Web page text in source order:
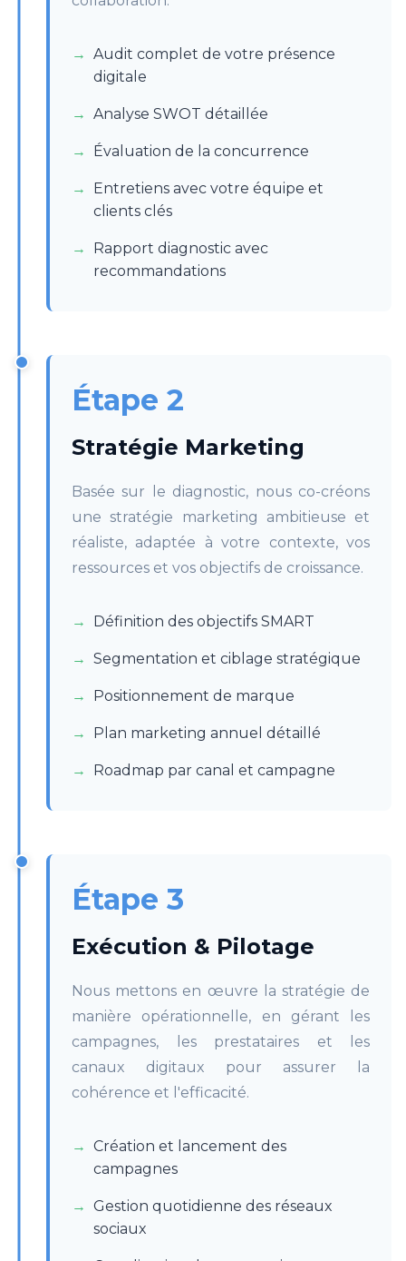
Audit complet de votre présence
digitale
Analyse SWOT détaillée
Évaluation de la concurrence
Entretiens avec votre équipe et
clients clés
Rapport diagnostic avec
recommandations
Étape 2
Stratégie Marketing
Basée sur le diagnostic, nous co-créons
une stratégie marketing ambitieuse et
réaliste, adaptée à votre contexte, vos
ressources et vos objectifs de croissance.
Définition des objectifs SMART
Segmentation et ciblage stratégique
Positionnement de marque
Plan marketing annuel détaillé
Roadmap par canal et campagne
Étape 3
Exécution & Pilotage
Nous mettons en œuvre la stratégie de
manière opérationnelle, en gérant les
campagnes, les prestataires et les
canaux digitaux pour assurer la
cohérence et l'efficacité.
Création et lancement des
campagnes
Gestion quotidienne des réseaux
sociaux